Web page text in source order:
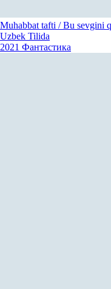
Muhabbat tafti / Bu sevgini
Uzbek Tilida
2021 Фантастика